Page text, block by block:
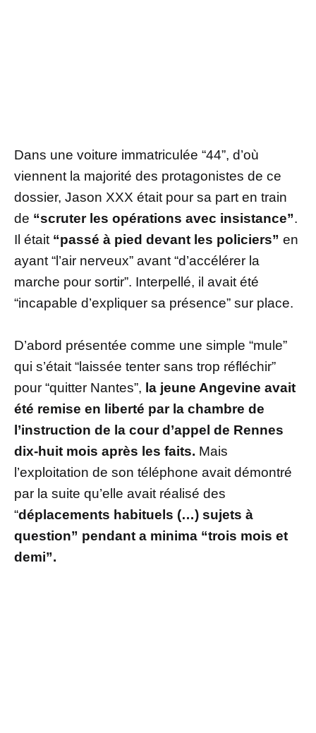
Dans une voiture immatriculée “44”, d’où
viennent la majorité des protagonistes de ce
dossier, Jason XXX était pour sa part en train
de “scruter les opérations avec insistance”.
Il était “passé à pied devant les policiers” en
ayant “l’air nerveux” avant “d’accélérer la
marche pour sortir”. Interpellé, il avait été
“incapable d’expliquer sa présence” sur place.
D’abord présentée comme une simple “mule”
qui s’était “laissée tenter sans trop réfléchir”
pour “quitter Nantes”, la jeune Angevine avait
été remise en liberté par la chambre de
l’instruction de la cour d’appel de Rennes
dix-huit mois après les faits. Mais
l’exploitation de son téléphone avait démontré
par la suite qu’elle avait réalisé des
“déplacements habituels (…) sujets à
question” pendant a minima “trois mois et
demi”.